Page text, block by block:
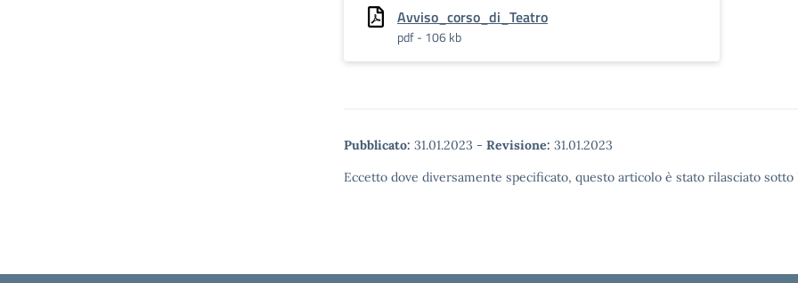
Avviso_corso_di_Teatro
pdf - 106 kb
Pubblicato: 31.01.2023 - Revisione: 31.01.2023
Eccetto dove diversamente specificato, questo articolo è stato rilasciato